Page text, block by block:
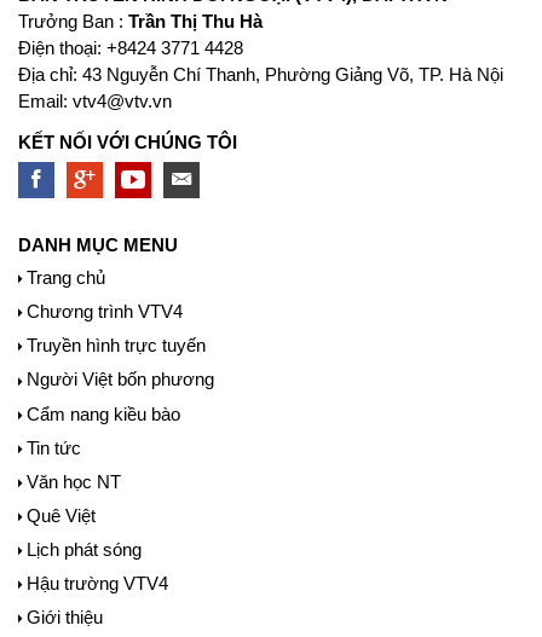
Trưởng Ban : Trần Thị Thu Hà
Ðiện thoại: +8424 3771 4428
Địa chỉ: 43 Nguyễn Chí Thanh, Phường Giảng Võ, TP. Hà Nội
Email: vtv4@vtv.vn
KẾT NỐI VỚI CHÚNG TÔI
DANH MỤC MENU
Trang chủ
Chương trình VTV4
Truyền hình trực tuyến
Người Việt bốn phương
Cẩm nang kiều bào
Tin tức
Văn học NT
Quê Việt
Lịch phát sóng
Hậu trường VTV4
Giới thiệu